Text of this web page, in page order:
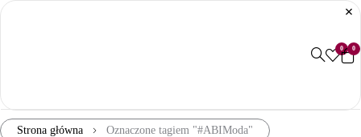
0 0
Strona główna Oznaczone tagiem "#ABIModa"